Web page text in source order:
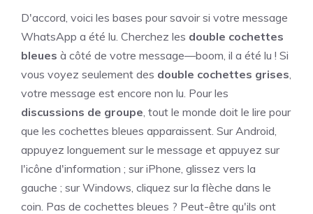
D'accord, voici les bases pour savoir si votre message
WhatsApp a été lu. Cherchez les double cochettes
bleues à côté de votre message—boom, il a été lu ! Si
vous voyez seulement des double cochettes grises,
votre message est encore non lu. Pour les
discussions de groupe, tout le monde doit le lire pour
que les cochettes bleues apparaissent. Sur Android,
appuyez longuement sur le message et appuyez sur
l'icône d'information ; sur iPhone, glissez vers la
gauche ; sur Windows, cliquez sur la flèche dans le
coin. Pas de cochettes bleues ? Peut-être qu'ils ont